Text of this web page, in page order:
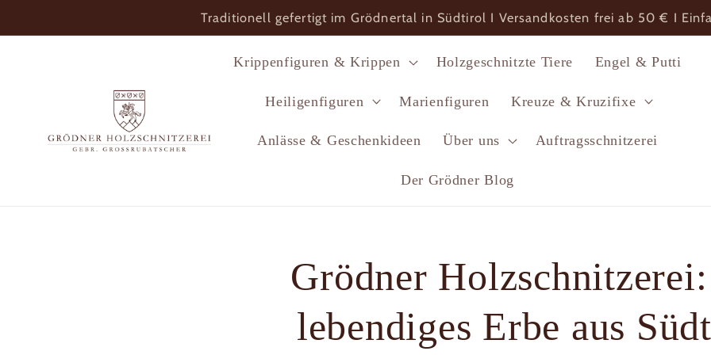
Inhalt
Traditionell gefertigt im Grödnertal in Südtirol I Versandkosten frei ab 50 € I
Krippenfiguren & Krippen Holzgeschnitzte Tiere Engel & Putti
Heiligenfiguren Marienfiguren Kreuze & Kruzifixe
Anlässe & Geschenkideen Über uns Auftragsschnitzerei
Der Grödner Blog
Grödner
lebendiges Erbe aus